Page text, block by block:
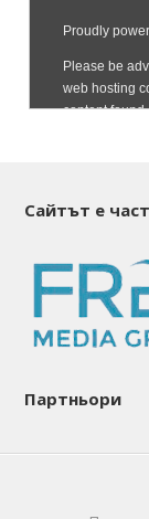
Сайтът е
Партньори